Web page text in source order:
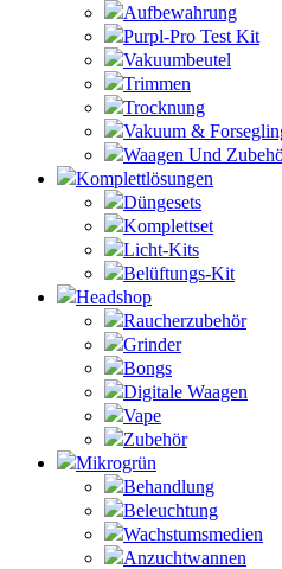
Aufbewahrung
Purpl-Pro Test Kit
Vakuumbeutel
Trimmen
Trocknung
Vakuum &
Waagen Und
Komplettlösungen
Düngesets
Komplettset
Licht-Kits
Belüftungs-Kit
Headshop
Raucherzubehör
Grinder
Bongs
Digitale Waagen
Vape
Zubehör
Mikrogrün
Behandlung
Beleuchtung
Wachstumsmedien
Anzuchtwannen